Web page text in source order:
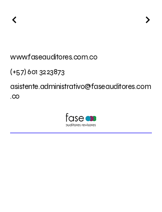
www.faseauditores.com.co
(+57)601 3223873
asistente.administrativo@faseauditores.com
.co